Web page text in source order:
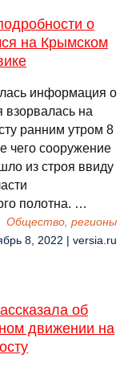
о
на Крымском
информация о
взорвалась на
ранним утром 8
чего сооружение
из строя ввиду
полотна. …
Общество, регионы
8, 2022 | versia.ru
об
движении на